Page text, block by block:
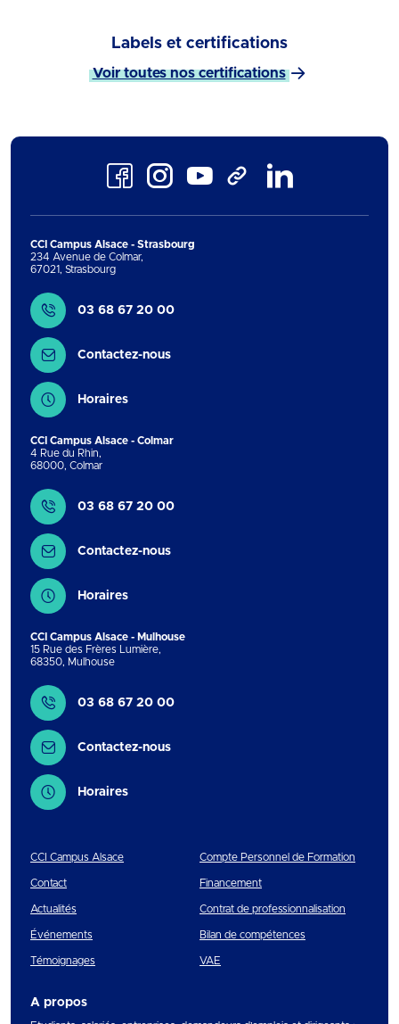
Labels et certifications
Voir toutes nos certifications
FacebookInstagramYoutube TikTok
CCI Campus Alsace - Strasbourg
234 Avenue de Colmar,
67021, Strasbourg
Contact
03 68 67 20 00
Contactez-nous
Horaires
CCI Campus Alsace - Colmar
4 Rue du Rhin,
68000, Colmar
Contact
03 68 67 20 00
Contactez-nous
Horaires
CCI Campus Alsace - Mulhouse
15 Rue des Frères Lumière,
68350, Mulhouse
Contact
03 68 67 20 00
Contactez-nous
Horaires
CCI Campus Alsace
Contact
Actualités
Événements
Témoignages
Compte Personnel de Formation
Financement
Contrat de professionnalisation
Bilan de compétences
VAE
A propos